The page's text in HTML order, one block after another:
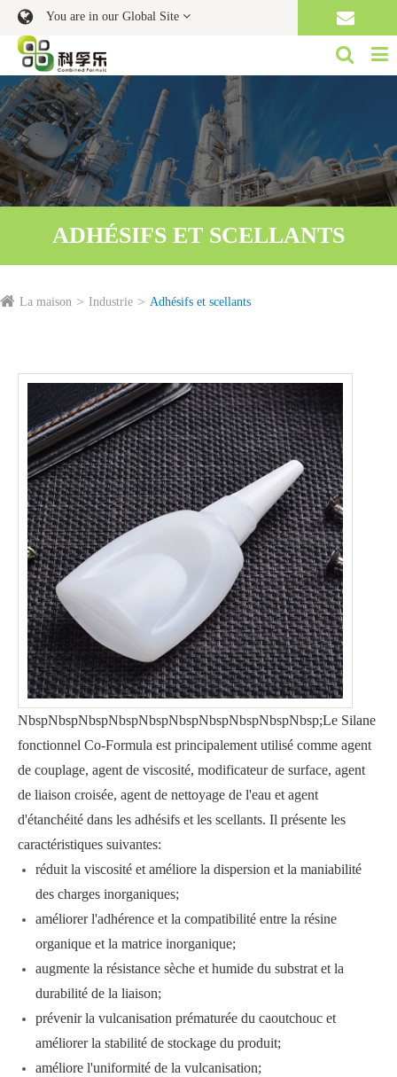
You are in our Global Site
ADHÉSIFS ET SCELLANTS
La maison Industrie Adhésifs et scellants
NbspNbspNbspNbspNbspNbspNbspNbspNbspNbsp;Le Silane
fonctionnel Co-Formula est principalement utilisé comme agent
de couplage, agent de viscosité, modificateur de surface, agent
de liaison croisée, agent de nettoyage de l'eau et agent
d'étanchéité dans les adhésifs et les scellants. Il présente les
caractéristiques suivantes:
réduit la viscosité et améliore la dispersion et la maniabilité
des charges inorganiques;
améliorer l'adhérence et la compatibilité entre la résine
organique et la matrice inorganique;
augmente la résistance sèche et humide du substrat et la
durabilité de la liaison;
prévenir la vulcanisation prématurée du caoutchouc et
améliorer la stabilité de stockage du produit;
améliore l'uniformité de la vulcanisation;